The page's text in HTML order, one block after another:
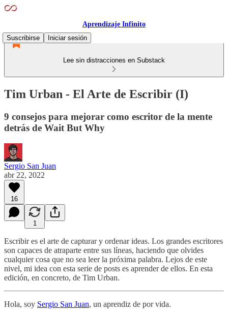
Aprendizaje Infinito
Suscribirse
Iniciar sesión
Lee sin distracciones en Substack
Tim Urban - El Arte de Escribir (I)
9 consejos para mejorar como escritor de la mente
detrás de Wait But Why
Sergio San Juan
abr 22, 2022
16
1
Escribir es el arte de capturar y ordenar ideas. Los grandes escritores
son capaces de atraparte entre sus líneas, haciendo que olvides
cualquier cosa que no sea leer la próxima palabra. Lejos de este
nivel, mi idea con esta serie de posts es aprender de ellos. En esta
edición, en concreto, de Tim Urban.
Hola, soy Sergio San Juan, un aprendiz de por vida.